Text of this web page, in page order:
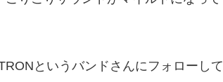
というバンドさんにフォローして